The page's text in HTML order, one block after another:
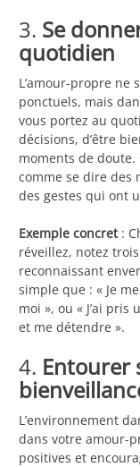
3. Se
quotidien
L’amour-propre ne
ponctuels, mais
vous portez au
décisions, d’être
moments de
comme se dire des
des gestes qui ont
Exemple concret:
réveillez, notez
reconnaissant
simple que : « Je
moi », ou « J’ai
et me détendre ».
4. Entourer
L’environnement
dans votre amour-
positives et